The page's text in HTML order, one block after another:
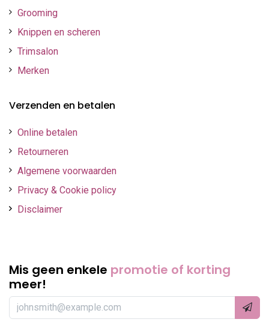
Grooming
Knippen en scheren
Trimsalon
Merken
Verzenden en betalen
Online betalen
Retourneren
Algemene voorwaarden
Privacy & Cookie policy
Disclaimer
Mis geen enkele promotie of korting
meer!